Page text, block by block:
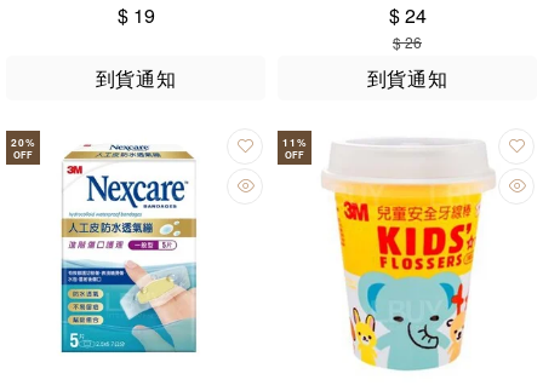
$ 19
到貨通知
$ 24
$ 26
到貨通知
20%
OFF
11%
OFF